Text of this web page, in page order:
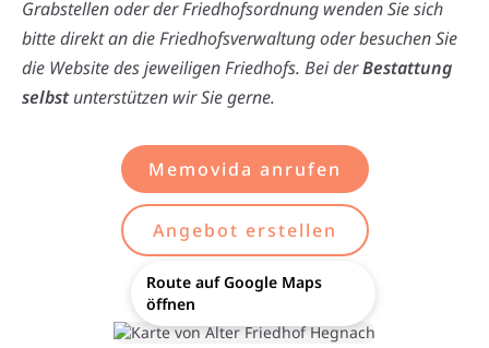
Grabstellen oder der Friedhofsordnung wenden Sie sich
bitte direkt an die Friedhofsverwaltung oder besuchen Sie
die Website des jeweiligen Friedhofs. Bei derBestattung
selbstunterstützen wir Sie gerne.
Memovida anrufen
Angebot erstellen
Route auf Google Maps
öffnen